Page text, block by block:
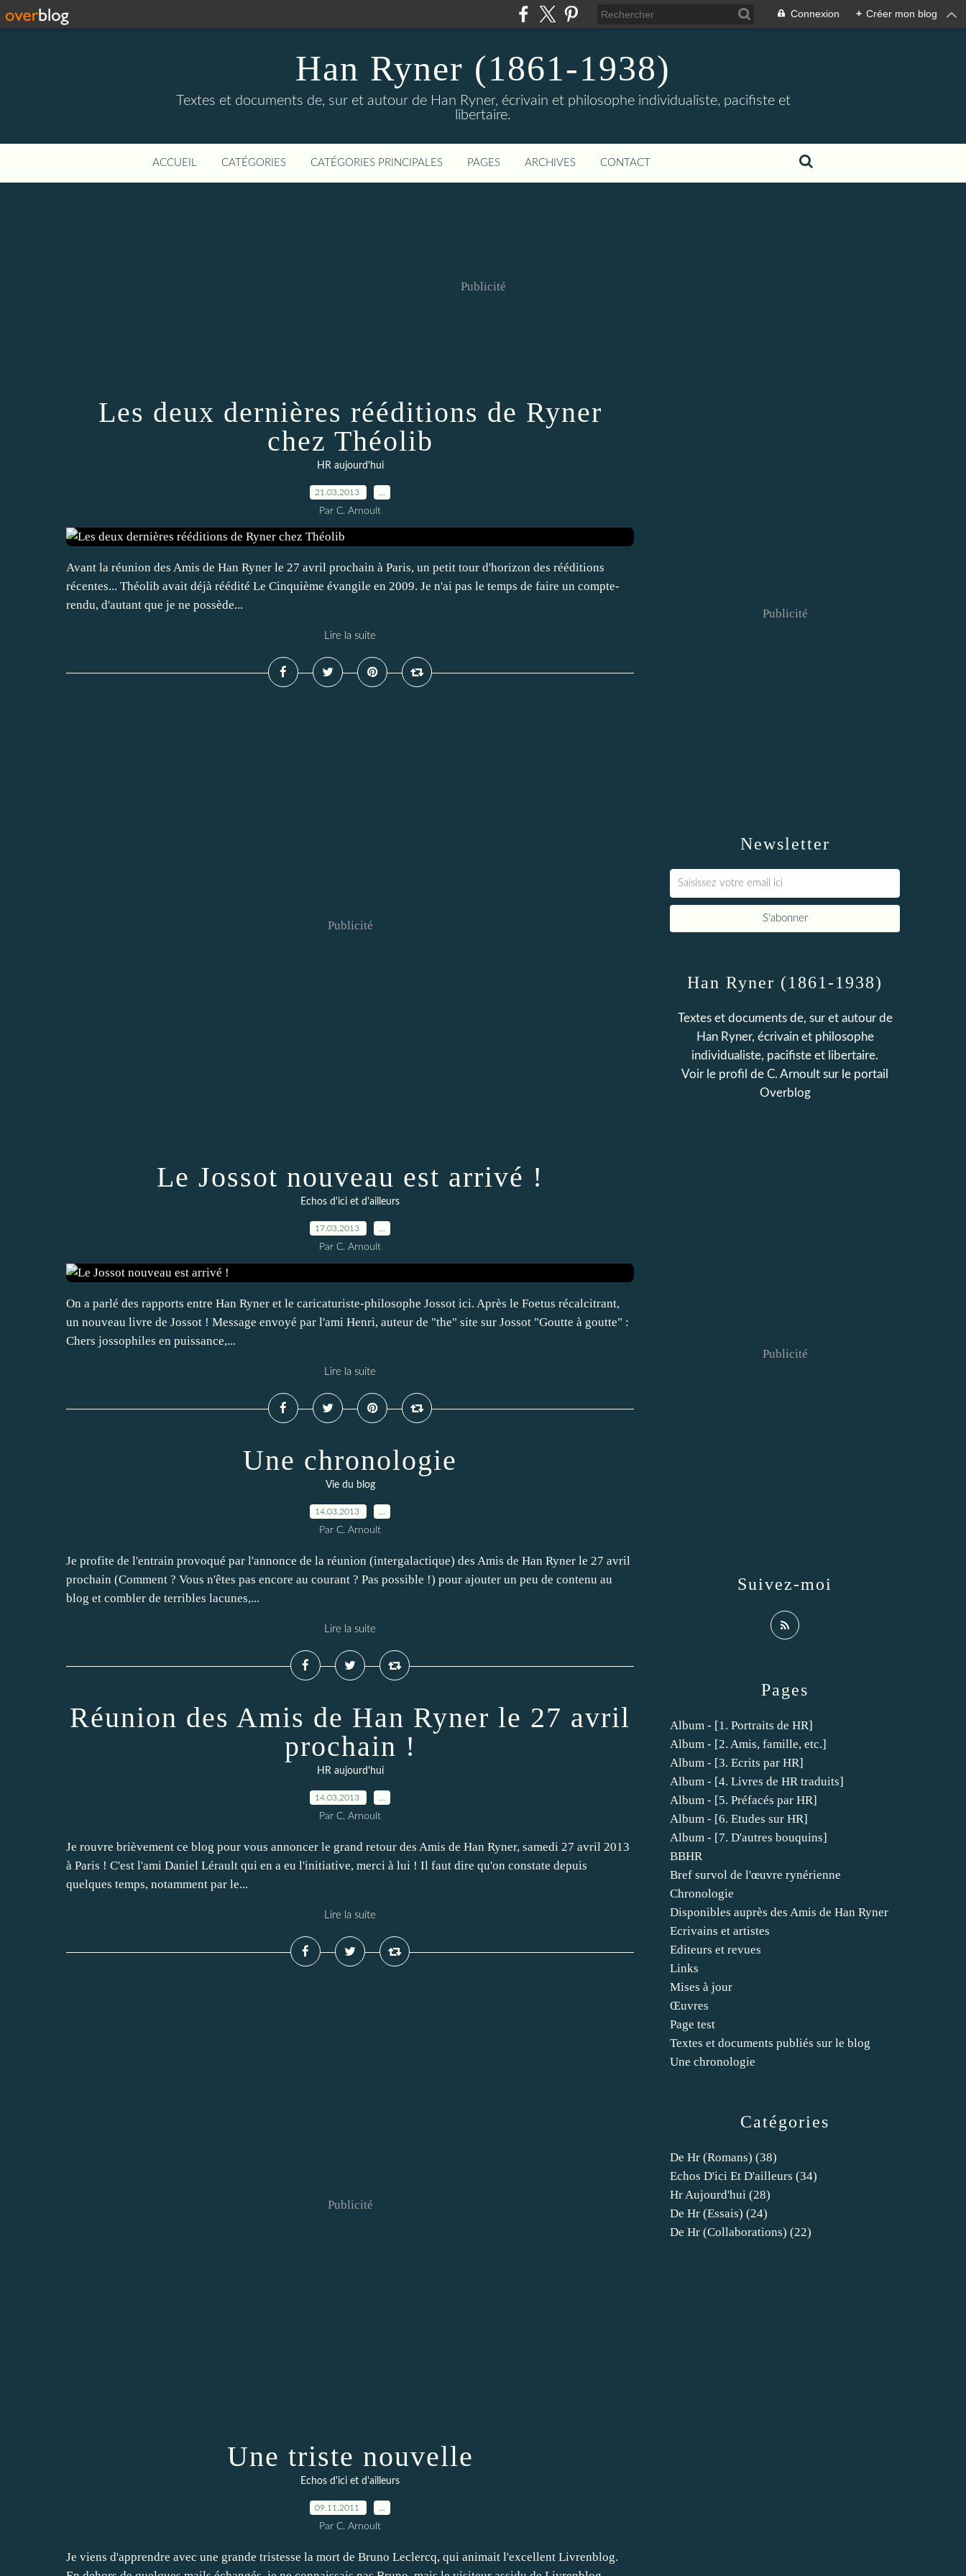
Connexion + Créer mon blog
Han Ryner (1861-1938)
Textes et documents de, sur et autour de Han Ryner, écrivain et philosophe individualiste, pacifiste et
libertaire.
ACCUEIL CATÉGORIES CATÉGORIES PRINCIPALES PAGES ARCHIVES CONTACT
Publicité
Les deux dernières rééditions de Ryner
chez Théolib
HR aujourd'hui
21.03.2013
Par C. Arnoult
Avant la réunion des Amis de Han Ryner le 27 avril prochain à Paris, un petit tour d'horizon des rééditions
récentes... Théolib avait déjà réédité Le Cinquième évangile en 2009. Je n'ai pas le temps de faire un compte-
rendu, d'autant que je ne possède...
Lire la suite
Publicité
Le Jossot nouveau est arrivé !
Echos d'ici et d'ailleurs
17.03.2013
Par C. Arnoult
On a parlé des rapports entre Han Ryner et le caricaturiste-philosophe Jossot ici. Après le Foetus récalcitrant,
un nouveau livre de Jossot ! Message envoyé par l'ami Henri, auteur de "the" site sur Jossot "Goutte à goutte" :
Chers jossophiles en puissance,...
Lire la suite
Une chronologie
Vie du blog
14.03.2013
Par C. Arnoult
Je profite de l'entrain provoqué par l'annonce de la réunion (intergalactique) des Amis de Han Ryner le 27 avril
prochain (Comment ? Vous n'êtes pas encore au courant ? Pas possible !) pour ajouter un peu de contenu au
blog et combler de terribles lacunes,...
Lire la suite
Réunion des Amis de Han Ryner le 27 avril
prochain !
HR aujourd'hui
14.03.2013
Par C. Arnoult
Je rouvre brièvement ce blog pour vous annoncer le grand retour des Amis de Han Ryner, samedi 27 avril 2013
à Paris ! C'est l'ami Daniel Lérault qui en a eu l'initiative, merci à lui ! Il faut dire qu'on constate depuis
quelques temps, notamment par le...
Lire la suite
Publicité
Une triste nouvelle
Echos d'ici et d'ailleurs
09.11.2011
Par C. Arnoult
Je viens d'apprendre avec une grande tristesse la mort de Bruno Leclercq, qui animait l'excellent Livrenblog.
Newsletter
Publicité
Catégories
De Hr (romans) (38)
Echos D'ici Et D'ailleurs (34)
Hr Aujourd'hui (28)
De Hr (essais) (24)
De Hr (collaborations) (22)
Pages
Album - [1. Portraits de HR]
Album - [2. Amis, famille, etc.]
Album - [3. Ecrits par HR]
Album - [4. Livres de HR traduits]
Album - [5. Préfacés par HR]
Album - [6. Etudes sur HR]
Album - [7. D'autres bouquins]
BBHR
Bref survol de l'œuvre rynérienne
Chronologie
Disponibles auprès des Amis de Han Ryner
Ecrivains et artistes
Editeurs et revues
Links
Mises à jour
Œuvres
Page test
Textes et documents publiés sur le blog
Une chronologie
Han Ryner (1861-1938)
Textes et documents de, sur et autour de
Han Ryner, écrivain et philosophe
individualiste, pacifiste et libertaire.
Voir le profil de C. Arnoult sur le portail
Overblog
Suivez-moi
Publicité